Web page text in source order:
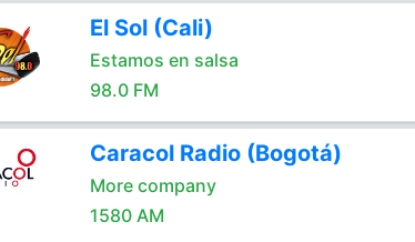
El Sol (Cali)
Estamos en salsa
98.0 FM
Caracol Radio (Bogotá)
More company
1580 AM